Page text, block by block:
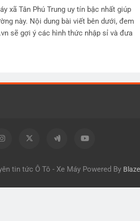
xã Tân Phú Trung uy tín bậc nhất giúp
này. Nội dung bài viết bên dưới, đem
sẽ gợi ý các hình thức nhập sỉ và đưa
tin tức Ô Tô - Xe Máy Powered By